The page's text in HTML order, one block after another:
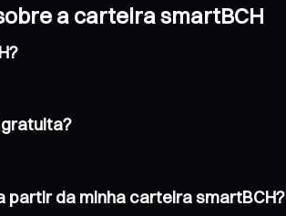
a carteira smartBCH
partir da minha carteira smartBCH?